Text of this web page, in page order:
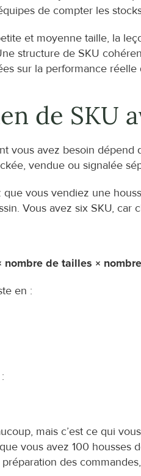
de compter les
et moyenne taille, la
structure de SKU
sur la performance réelle
de SKU
vous avez besoin
vendue ou signalée
que vous vendiez une
Vous avez six SKU,
nombre de tailles ×
en :
mais c’est ce qui
vous avez 100 housses
des